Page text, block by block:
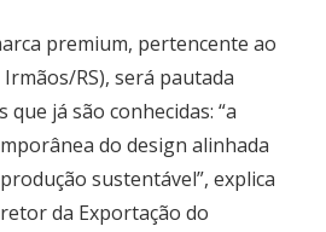
premium, pertencente ao
RS), será pautada
que já são conhecidas: “a
do design alinhada
sustentável”, explica
da Exportação do